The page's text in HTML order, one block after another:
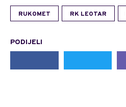
RUKOMET RK LEOTAR
PODIJELI